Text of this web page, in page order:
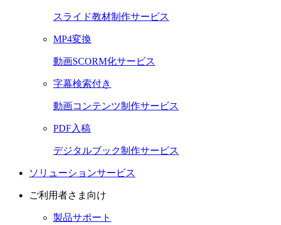
スライド教材制作サービス
MP4変換
動画SCORM化サービス
字幕検索付き
動画コンテンツ制作サービス
PDF入稿
デジタルブック制作サービス
ソリューションサービス
ご利用者さま向け
製品サポート